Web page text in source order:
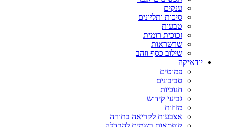
ענקים
סיכות ותליונים
טבעות
זכוכית רומית
שרשראות
שילוב כסף וזהב
יודאיקה
פמוטים
סביבונים
חנוכיות
גביעי קידוש
מזוזות
אצבעות לקריאה בתורה